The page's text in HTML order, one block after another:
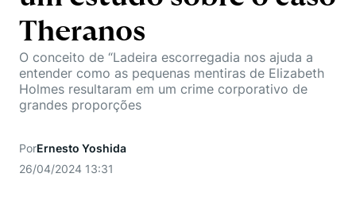
Pós-Graduação
Educação Executiva
Busca por Áreas de Conhecimento
Campus
Internacional
Student Life
Núcleo de Carreiras
Hub de Inovação e Empreendedorismo
Women in Action
Missão
Projetos Sociais
Lista de doadores
Pesquisa
Pesquisa no Insper
Centros de Conhecimento
Conteúdos
Carreiras e Cursos
Newsletters
Unidades Acadêmicas
Gestão e Economia
Engenharia e Ciência da Computação
Corpo Docente
Theranos
O conceito de “Ladeira escorregadia nos ajuda a
entender como as pequenas mentiras de Elizabeth
Holmes resultaram em um crime corporativo de
grandes proporções
PorErnesto Yoshida
26/04/2024 13:31